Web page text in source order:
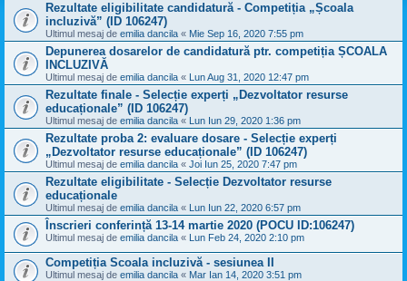
Rezultate eligibilitate candidatură - Competiția „Școala
incluzivă” (ID 106247)
Ultimul mesaj de emilia dancila « Mie Sep 16, 2020 7:55 pm
Depunerea dosarelor de candidatură ptr. competiția ȘCOALA
INCLUZIVĂ
Ultimul mesaj de emilia dancila « Lun Aug 31, 2020 12:47 pm
Rezultate finale - Selecție experți „Dezvoltator resurse
educaționale” (ID 106247)
Ultimul mesaj de emilia dancila « Lun Iun 29, 2020 1:36 pm
Rezultate proba 2: evaluare dosare - Selecție experți
„Dezvoltator resurse educaționale” (ID 106247)
Ultimul mesaj de emilia dancila « Joi Iun 25, 2020 7:47 pm
Rezultate eligibilitate - Selecție Dezvoltator resurse
educaționale
Ultimul mesaj de emilia dancila « Lun Iun 22, 2020 6:57 pm
Înscrieri conferință 13-14 martie 2020 (POCU ID:106247)
Ultimul mesaj de emilia dancila « Lun Feb 24, 2020 2:10 pm
Competiția Scoala incluzivă - sesiunea II
Ultimul mesaj de emilia dancila « Mar Ian 14, 2020 3:51 pm